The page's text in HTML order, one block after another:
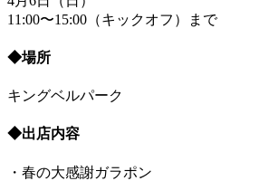
11:00〜15:00（キックオフ）まで
◆場所
キングベルパーク
◆出店内容
・春の大感謝ガラポン